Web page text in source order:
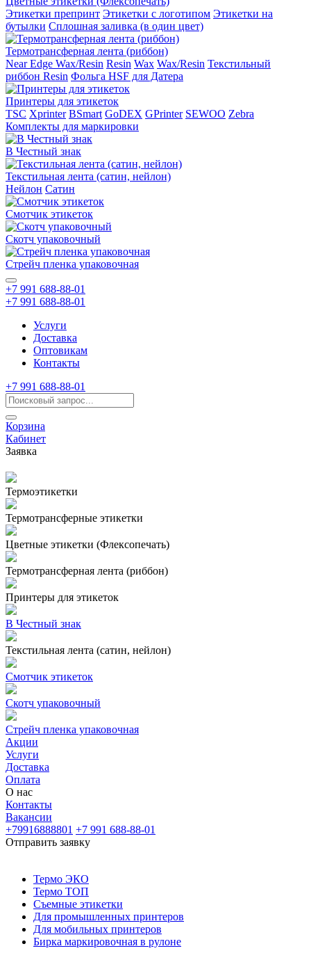
Этикетки препринт Этикетки с логотипом Этикетки на
бутылки Сплошная заливка (в один цвет)
Термотрансферная лента (риббон)
Near Edge Wax/Resin Resin Wax Wax/Resin Текстильный
риббон Resin Фольга HSF для Датера
Принтеры для этикеток
TSC Xprinter BSmart GoDEX GPrinter SEWOO Zebra
Комплекты для маркировки
В Честный знак
Текстильная лента (сатин, нейлон)
Нейлон Сатин
Смотчик этикеток
Скотч упаковочный
Стрейч пленка упаковочная
+7 991 688-88-01
+7 991 688-88-01
Услуги
Доставка
Оптовикам
Контакты
+7 991 688-88-01
Корзина
Кабинет
Заявка
Термоэтикетки
Термотрансферные этикетки
Цветные этикетки (Флексопечать)
Термотрансферная лента (риббон)
Принтеры для этикеток
В Честный знак
Текстильная лента (сатин, нейлон)
Смотчик этикеток
Скотч упаковочный
Стрейч пленка упаковочная
Акции
Услуги
Доставка
Оплата
О нас
Контакты
Вакансии
+79916888801 +7 991 688-88-01
Отправить заявку
Термо ЭКО
Термо ТОП
Съемные этикетки
Для промышленных принтеров
Для мобильных принтеров
Бирка маркировочная в рулоне